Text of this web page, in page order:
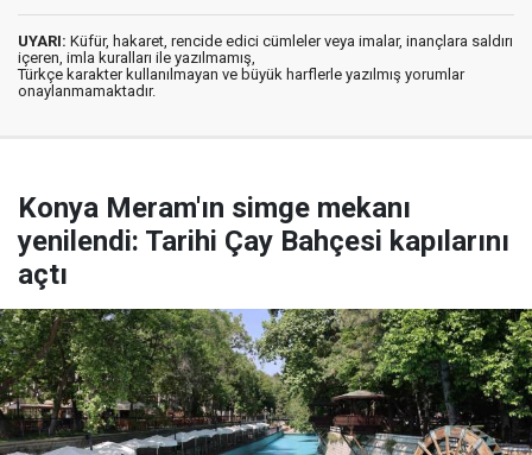
UYARI: Küfür, hakaret, rencide edici cümleler veya imalar, inançlara saldırı
içeren, imla kuralları ile yazılmamış,
Türkçe karakter kullanılmayan ve büyük harflerle yazılmış yorumlar
onaylanmamaktadır.
Konya Meram'ın simge mekanı
yenilendi: Tarihi Çay Bahçesi kapılarını
açtı